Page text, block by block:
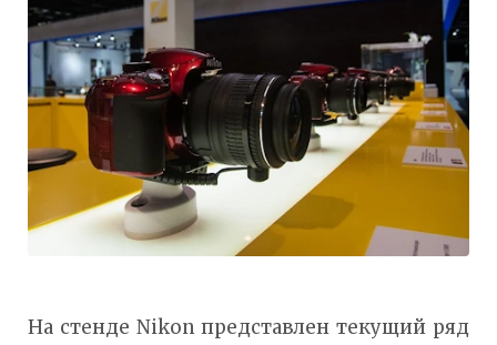
На стенде Nikon представлен текущий ряд